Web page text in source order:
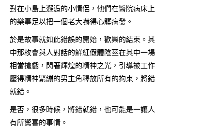
對在小島上邂逅的小情侶，他們在醫院病床上
的樂事足以把一個老大嚇得心髒病發。
於是故事就如此錯誤的開始，歡樂的結束。其
中那枚會與人對話的鮮紅假體陰莖在其中一場
相當搶戲，閃著輝煌的精神之光，引導被工作
壓得精神緊繃的男主角釋放所有的拘束，將錯
就錯。
是否，很多時候，將錯就錯，也可能是一讓人
有所驚喜的事情。